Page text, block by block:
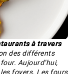
à travers
des différents
Aujourd’hui,
foyers. Les fours